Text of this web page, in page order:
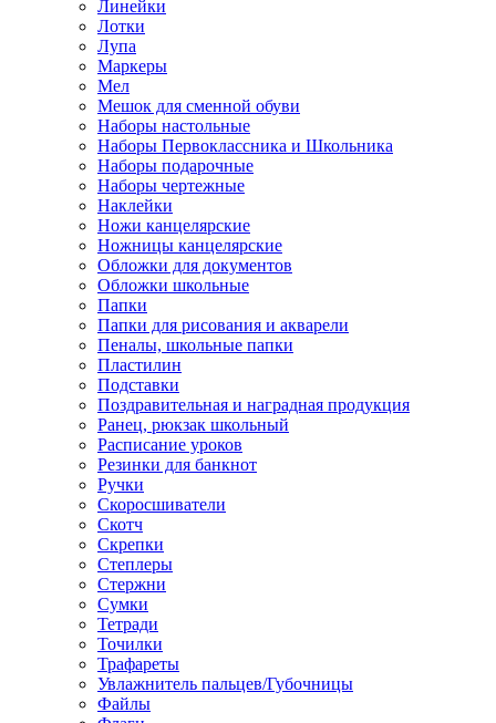
Линейки
Лотки
Лупа
Маркеры
Мел
Мешок для сменной обуви
Наборы настольные
Наборы Первоклассника и Школьника
Наборы подарочные
Наборы чертежные
Наклейки
Ножи канцелярские
Ножницы канцелярские
Обложки для документов
Обложки школьные
Папки
Папки для рисования и акварели
Пеналы, школьные папки
Пластилин
Подставки
Поздравительная и наградная продукция
Ранец, рюкзак школьный
Расписание уроков
Резинки для банкнот
Ручки
Скоросшиватели
Скотч
Скрепки
Степлеры
Стержни
Сумки
Тетради
Точилки
Трафареты
Увлажнитель пальцев/Губочницы
Файлы